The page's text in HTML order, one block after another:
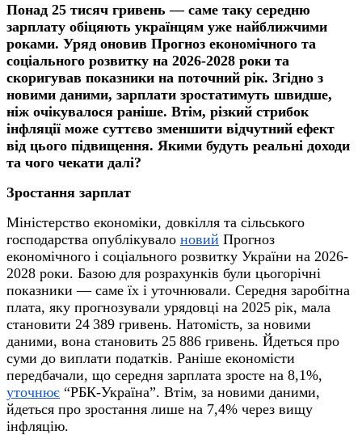
Понад 25 тисяч гривень — саме таку середню
зарплату обіцяють українцям уже найближчими
роками. Уряд оновив Прогноз економічного та
соціального розвитку на 2026-2028 роки та
скоригував показники на поточний рік. Згідно з
новими даними, зарплати зростатимуть швидше,
ніж очікувалося раніше. Втім, різкий стрибок
інфляції може суттєво зменшити відчутний ефект
від цього підвищення. Якими будуть реальні доходи
та чого чекати далі?
Зростання зарплат
Міністерство економіки, довкілля та сільського
господарства опублікувало новий Прогноз
економічного і соціального розвитку України на 2026-
2028 роки. Базою для розрахунків були цьогорічні
показники — саме їх і уточнювали. Середня заробітна
плата, яку прогнозували урядовці на 2025 рік, мала
становити 24 389 гривень. Натомість, за новими
даними, вона становить 25 886 гривень. Йдеться про
суми до виплати податків. Раніше економісти
передбачали, що середня зарплата зросте на 8,1%,
уточнює “РБК-Україна”. Втім, за новими даними,
йдеться про зростання лише на 7,4% через вищу
інфляцію.